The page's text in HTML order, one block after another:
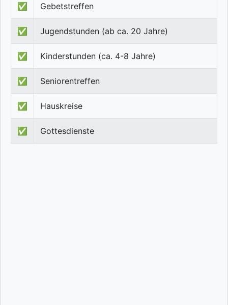
✅ Gebetstreffen
✅ Jugendstunden (ab ca. 20 Jahre)
✅ Kinderstunden (ca. 4-8 Jahre)
✅ Seniorentreffen
✅ Hauskreise
✅ Gottesdienste